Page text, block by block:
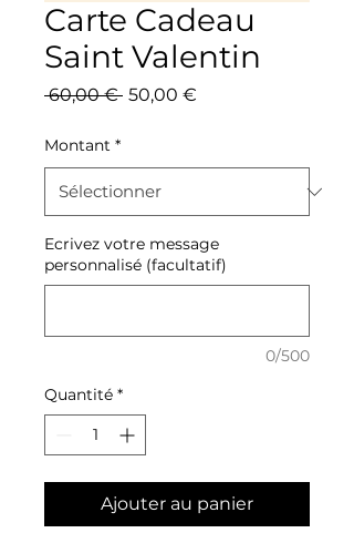
Carte Cadeau
Saint Valentin
60,00 € Prix
50,00 €
Montant *
Ecrivez votre message
personnalisé (facultatif)
0/500
Quantité *
Ajouter au panier